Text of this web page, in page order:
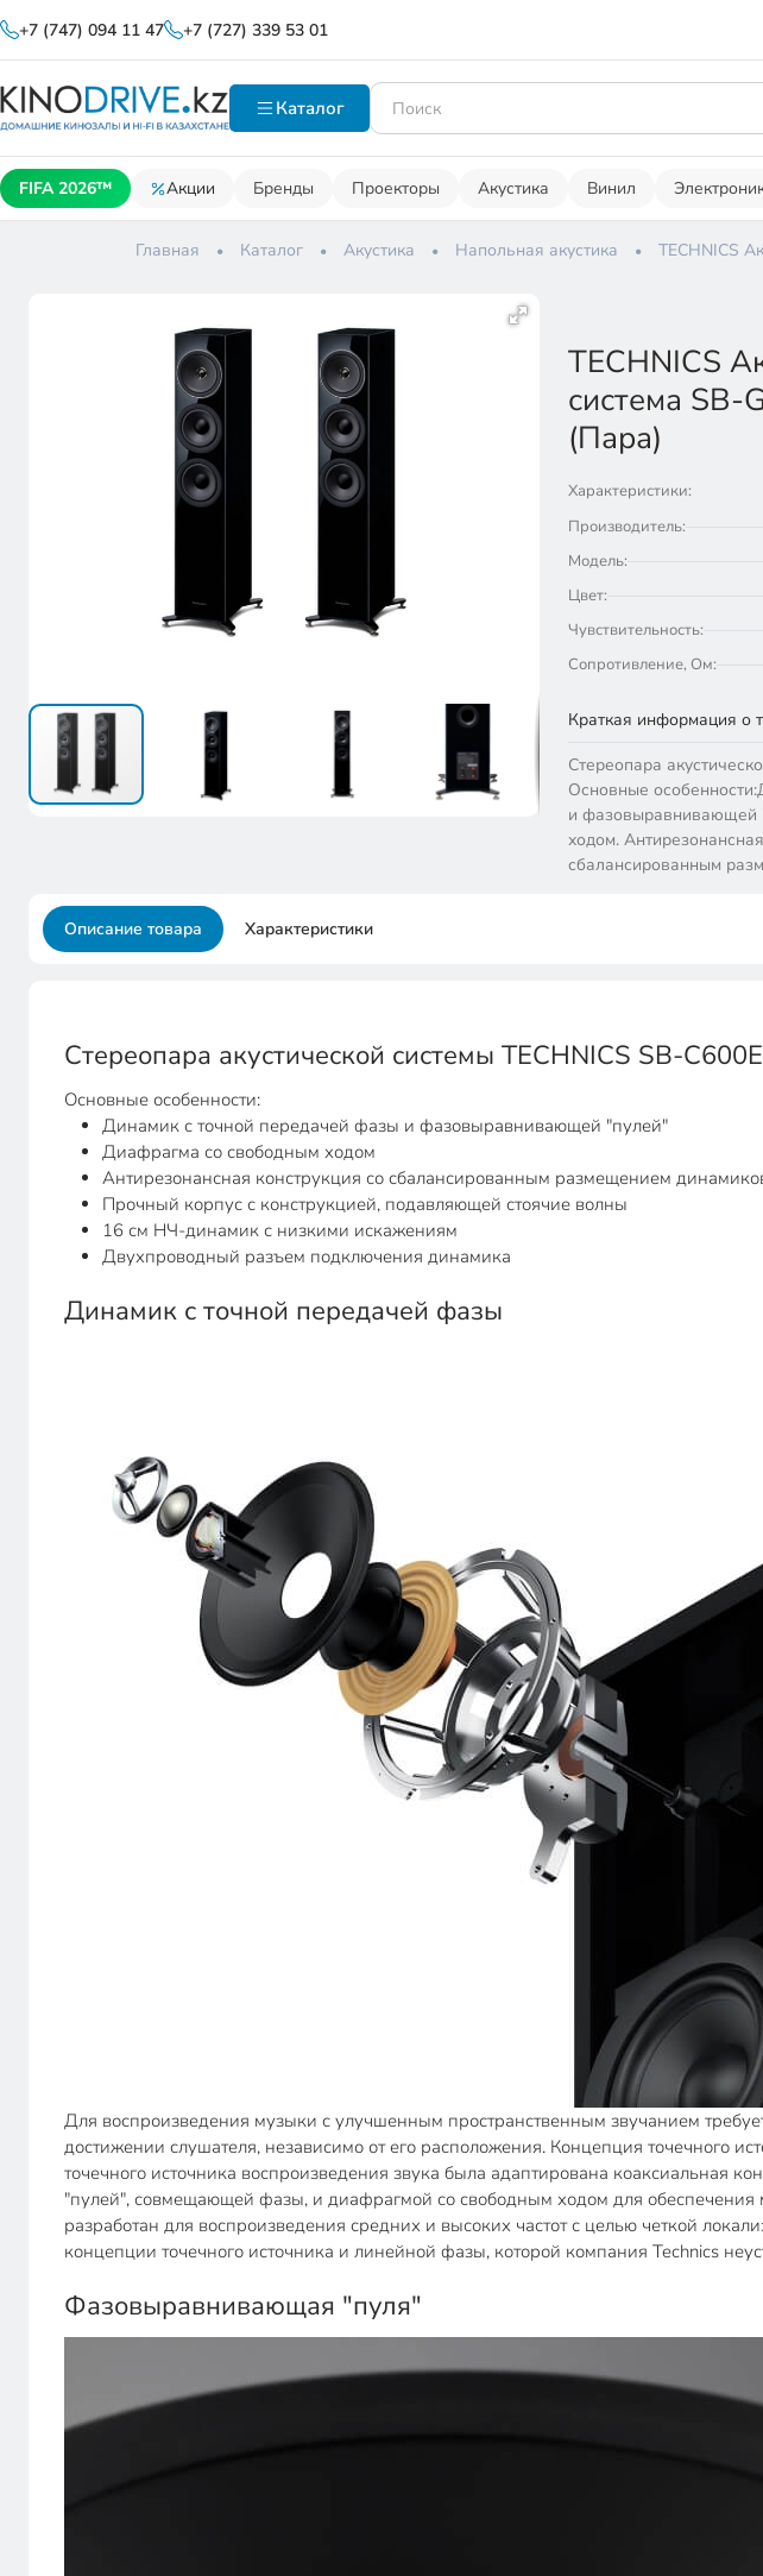
+7 (747) 094 11 47 +7 (727) 339 53 01
Каталог
FIFA 2026™ Акции Бренды Проекторы Акустика Винил
Главная Каталог Акустика Напольная акустика TECHNICS
TECHNICS
система
(Пара)
Характеристики:
Производитель:
Модель:
Цвет:
Чувствительность:
Сопротивление, Ом:
Краткая информация о
Стереопара
Основные
и фазовыравнивающей
ходом.
сбалансированным
Описание товара Характеристики
Стереопара акустической системы TECHNICS SB-
Основные особенности:
Динамик с точной передачей фазы и фазовыравнивающей "пулей"
Диафрагма со свободным ходом
Антирезонансная конструкция со сбалансированным размещением
Прочный корпус с конструкцией, подавляющей стоячие волны
16 см НЧ-динамик с низкими искажениям
Двухпроводный разъем подключения динамика
Динамик с точной передачей фазы
Для воспроизведения музыки с улучшенным пространственным звучанием
достижении слушателя, независимо от его расположения. Концепция точечного
точечного источника воспроизведения звука была адаптирована коаксиальная
"пулей", совмещающей фазы, и диафрагмой со свободным ходом для
разработан для воспроизведения средних и высоких частот с целью четкой
концепции точечного источника и линейной фазы, которой компания Technics
Фазовыравнивающая "пуля"